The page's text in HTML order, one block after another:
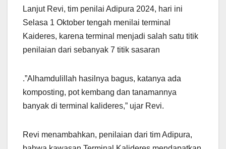
Lanjut Revi, tim penilai Adipura 2024, hari ini
Selasa 1 Oktober tengah menilai terminal
Kaideres, karena terminal menjadi salah satu titik
penilaian dari sebanyak 7 titik sasaran
.”Alhamdulillah hasilnya bagus, katanya ada
komposting, pot kembang dan tanamannya
banyak di terminal kalideres,” ujar Revi.
Revi menambahkan, penilaian dari tim Adipura,